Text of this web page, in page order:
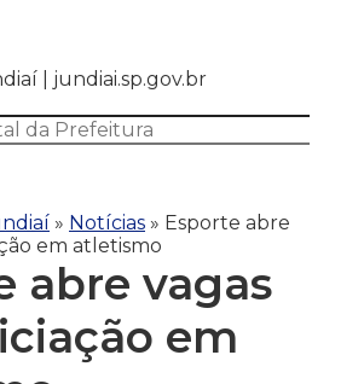
| jundiai.sp.gov.br
» Notícias » Esporte abre
em atletismo
abre vagas
em